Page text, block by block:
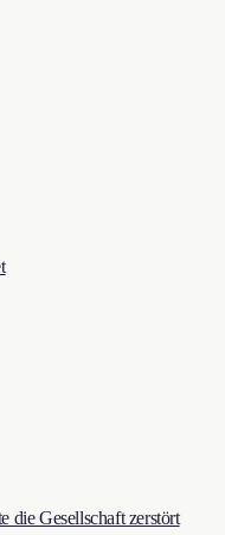
die Gesellschaft zerstört